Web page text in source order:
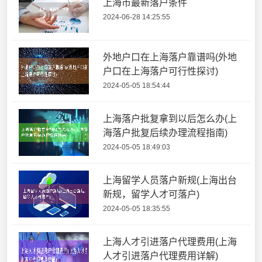
上海市最新落户条件
2024-06-28 14:25:55
外地户口在上海落户靠谱吗(外地
户口在上海落户可行性探讨)
2024-05-05 18:54:44
上海落户批复拿到以后怎么办(上
海落户批复后续办理流程指南)
2024-05-05 18:49:03
上海留学人员落户新规(上海出台
新规，留学人才可落户)
2024-05-05 18:35:55
上海人才引进落户代理费用(上海
人才引进落户代理费用详解)